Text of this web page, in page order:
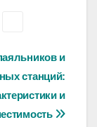
и
станций:
и